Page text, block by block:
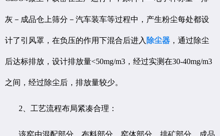
灰－成品仓上筛分－汽车装车等过程中，产生粉尘每处都设
计了引风罩，在负压的作用下混合后进入 除尘器 ，通过除尘
后达标排放，设计排放量<50mg/m3，经过实测在30-40mg/m3
之间，经过除尘后，排放量较少。
2、工艺流程布局紧凑合理：
该窑由混配部分、布料部分、窑体部分、排矿部分、成品